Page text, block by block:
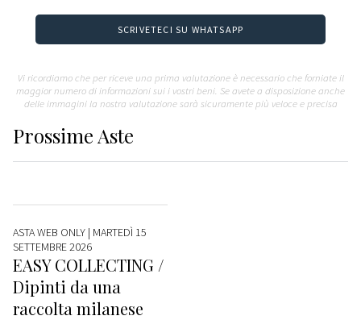
SCRIVETECI SU WHATSAPP
Vi ricordiamo che per riceve una prima valutazione è necessario che forniate il
maggior numero di informazioni sui i vostri beni. Se avete a disposizione anche
delle immagini la nostra valutazione sarà sicuramente più veloce e precisa
Prossime Aste
ASTA WEB ONLY | MARTEDÌ 15
SETTEMBRE 2026
EASY COLLECTING /
Dipinti da una
raccolta milanese